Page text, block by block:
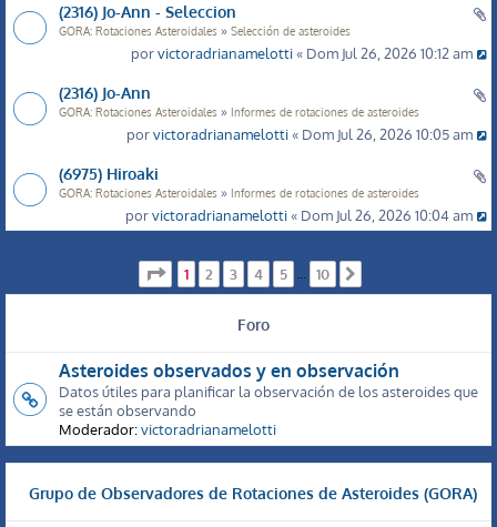
(2316) Jo-Ann - Seleccion
GORA: Rotaciones Asteroidales » Selección de asteroides
porvictoradrianamelotti« Dom Jul 26, 2026 10:12 am
(2316) Jo-Ann
GORA: Rotaciones Asteroidales » Informes de rotaciones de asteroides
porvictoradrianamelotti« Dom Jul 26, 2026 10:05 am
(6975) Hiroaki
GORA: Rotaciones Asteroidales » Informes de rotaciones de asteroides
porvictoradrianamelotti« Dom Jul 26, 2026 10:04 am
Página de 10
1 2 3 4 5 … 10
Foro
Asteroides observados y en observación
Datos útiles para planificar la observación de los asteroides que
se están observando
Moderador:victoradrianamelotti
Grupo de Observadores de Rotaciones de Asteroides (GORA)